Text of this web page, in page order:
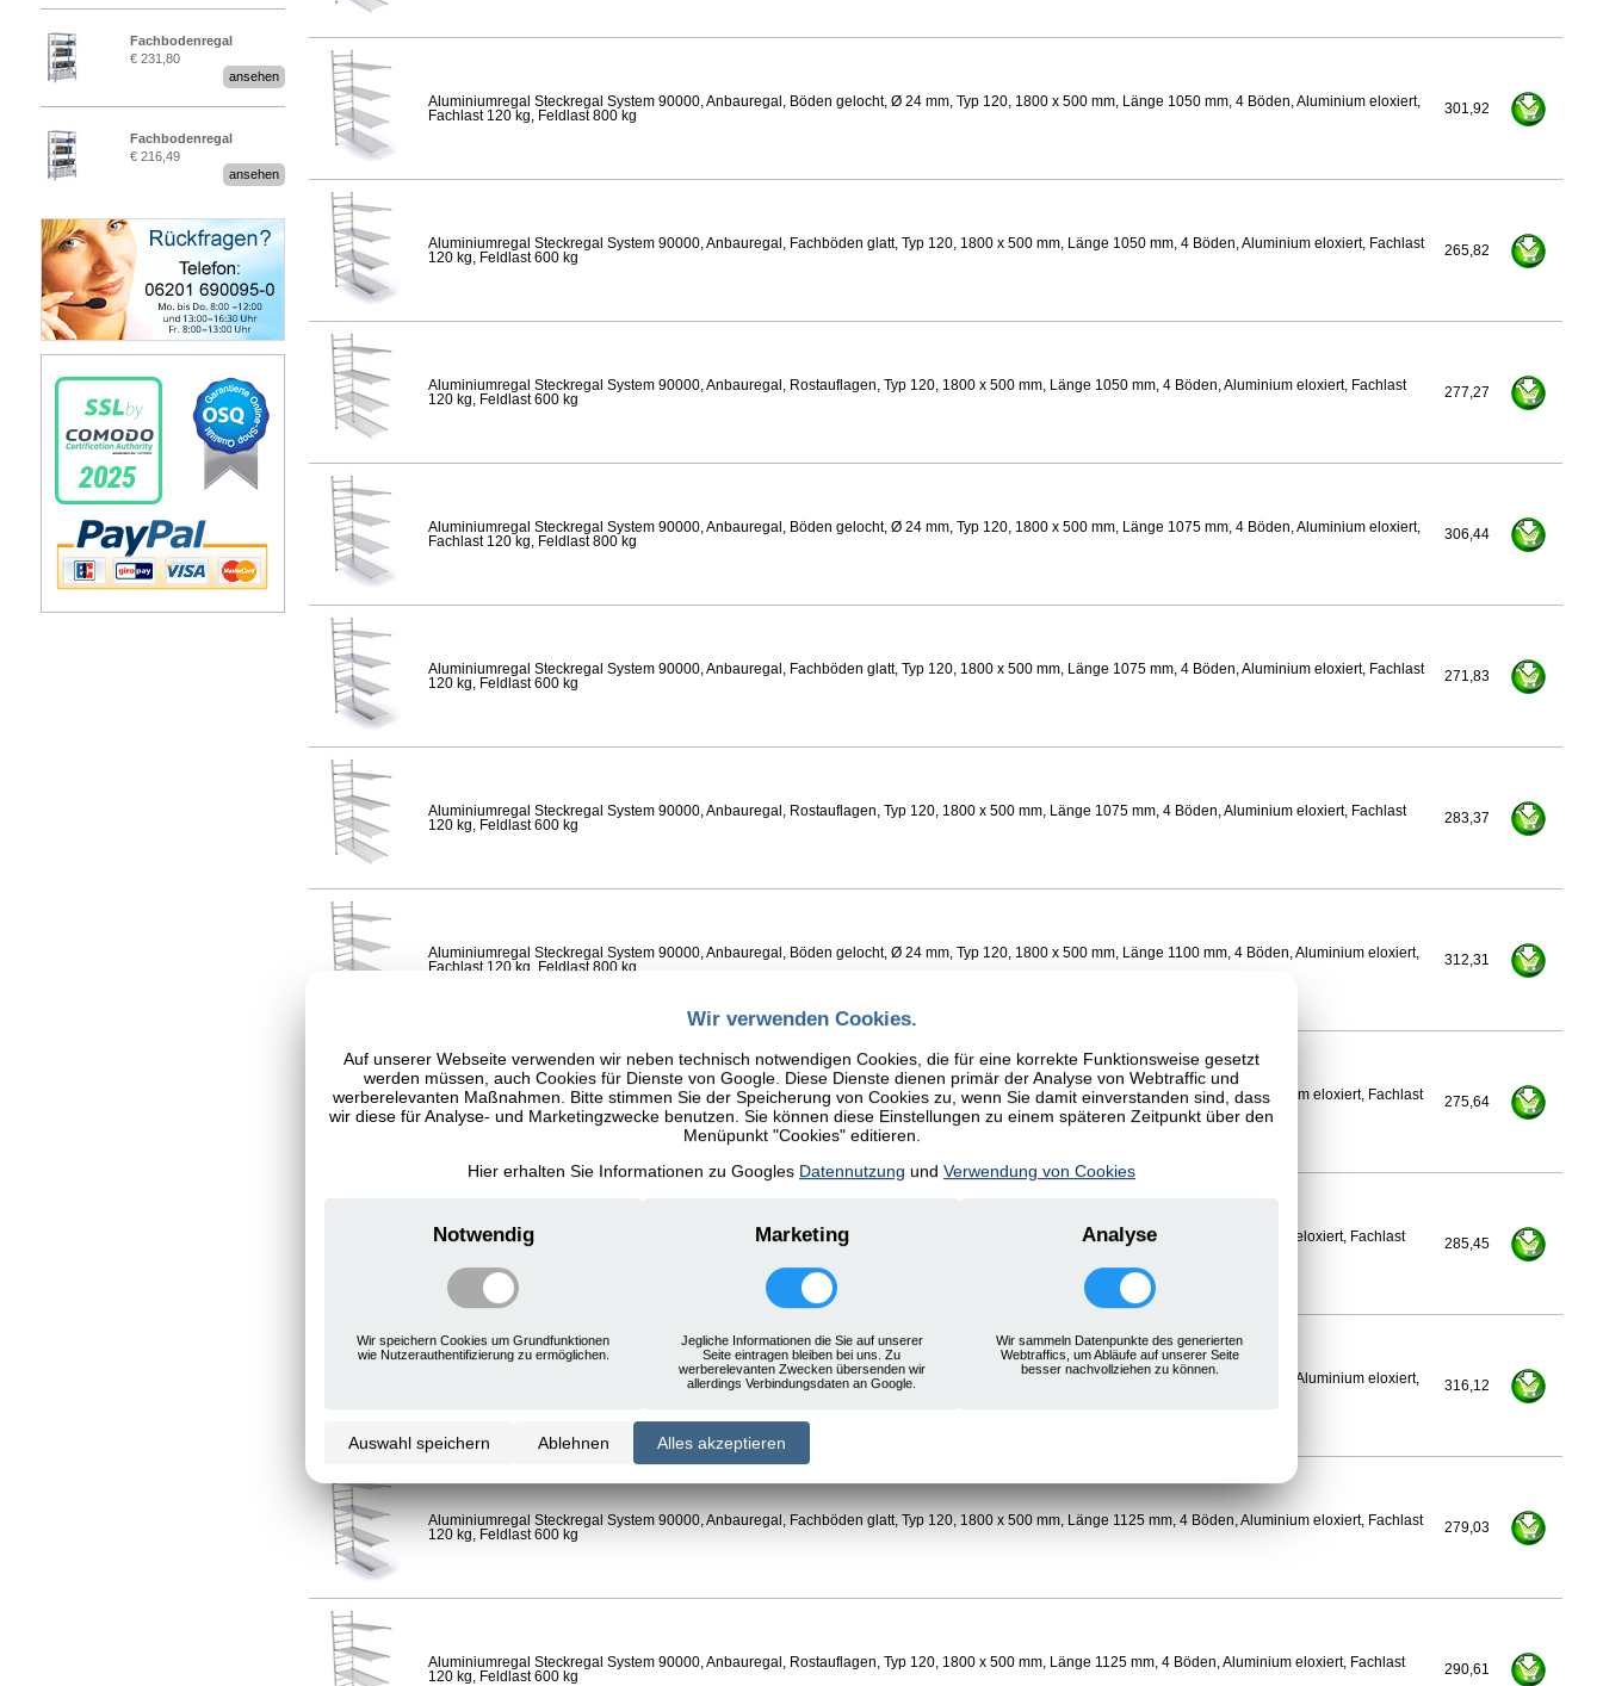
Fachbodenregal
Stecksystem MultiPlus
€ 231,80
ansehen
Fachbodenregal
Stecksystem MultiPlus
€ 216,49
ansehen
Aluminiumregal Steckregal System 90000, Anbauregal, Böden gelocht, Ø 24 mm, Typ 120, 1800 x 500 mm, Länge 1050 mm, 4 Böden, Aluminium eloxiert,
Fachlast 120 kg, Feldlast 800 kg
301,92
Aluminiumregal Steckregal System 90000, Anbauregal, Fachböden glatt, Typ 120, 1800 x 500 mm, Länge 1050 mm, 4 Böden, Aluminium eloxiert, Fachlast
120 kg, Feldlast 600 kg
265,82
Aluminiumregal Steckregal System 90000, Anbauregal, Rostauflagen, Typ 120, 1800 x 500 mm, Länge 1050 mm, 4 Böden, Aluminium eloxiert, Fachlast
120 kg, Feldlast 600 kg
277,27
Aluminiumregal Steckregal System 90000, Anbauregal, Böden gelocht, Ø 24 mm, Typ 120, 1800 x 500 mm, Länge 1075 mm, 4 Böden, Aluminium eloxiert,
Fachlast 120 kg, Feldlast 800 kg
306,44
Aluminiumregal Steckregal System 90000, Anbauregal, Fachböden glatt, Typ 120, 1800 x 500 mm, Länge 1075 mm, 4 Böden, Aluminium eloxiert, Fachlast
120 kg, Feldlast 600 kg
271,83
Aluminiumregal Steckregal System 90000, Anbauregal, Rostauflagen, Typ 120, 1800 x 500 mm, Länge 1075 mm, 4 Böden, Aluminium eloxiert, Fachlast
120 kg, Feldlast 600 kg
283,37
Aluminiumregal Steckregal System 90000, Anbauregal, Böden gelocht, Ø 24 mm, Typ 120, 1800 x 500 mm, Länge 1100 mm, 4 Böden, Aluminium eloxiert,
Fachlast 120 kg, Feldlast 800 kg
312,31
Aluminiumregal Steckregal System 90000, Anbauregal, Fachböden glatt, Typ 120, 1800 x 500 mm, Länge 1100 mm, 4 Böden, Aluminium eloxiert, Fachlast
120 kg, Feldlast 600 kg
275,64
Aluminiumregal Steckregal System 90000, Anbauregal, Rostauflagen, Typ 120, 1800 x 500 mm, Länge 1100 mm, 4 Böden, Aluminium eloxiert, Fachlast
120 kg, Feldlast 600 kg
285,45
Aluminiumregal Steckregal System 90000, Anbauregal, Böden gelocht, Ø 24 mm, Typ 120, 1800 x 500 mm, Länge 1125 mm, 4 Böden, Aluminium eloxiert,
316,12
Aluminiumregal Steckregal System 90000, Anbauregal, Fachböden glatt, Typ 120, 1800 x 500 mm, Länge 1125 mm, 4 Böden, Aluminium eloxiert, Fachlast
120 kg, Feldlast 600 kg
279,03
Aluminiumregal Steckregal System 90000, Anbauregal, Rostauflagen, Typ 120, 1800 x 500 mm, Länge 1125 mm, 4 Böden, Aluminium eloxiert, Fachlast
120 kg, Feldlast 600 kg
290,61
Wir verwenden Cookies.
Auf unserer Webseite verwenden wir neben technisch notwendigen Cookies, die für eine korrekte Funktionsweise gesetzt
werden müssen, auch Cookies für Dienste von Google. Diese Dienste dienen primär der Analyse von Webtraffic und
werberelevanten Maßnahmen. Bitte stimmen Sie der Speicherung von Cookies zu, wenn Sie damit einverstanden sind, dass
wir diese für Analyse- und Marketingzwecke benutzen. Sie können diese Einstellungen zu einem späteren Zeitpunkt über den
Menüpunkt "Cookies" editieren.
Hier erhalten Sie Informationen zu Googles Datennutzung und Verwendung von Cookies
Notwendig
Wir speichern Cookies um Grundfunktionen
wie Nutzerauthentifizierung zu ermöglichen.
Marketing
Jegliche Informationen die Sie auf unserer
Seite eintragen bleiben bei uns. Zu
werberelevanten Zwecken übersenden wir
allerdings Verbindungsdaten an Google.
Analyse
Wir sammeln Datenpunkte des generierten
Webtraffics, um Abläufe auf unserer Seite
besser nachvollziehen zu können.
Auswahl speichern Ablehnen Alles akzeptieren